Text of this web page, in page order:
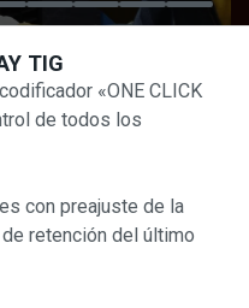
TIG
«ONE CLICK
de todos los
con preajuste de la
retención del último